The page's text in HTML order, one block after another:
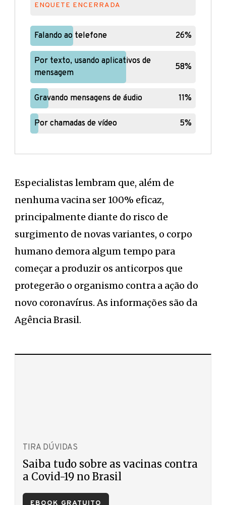
ENQUETE ENCERRADA
Falando ao telefone 26%
Falando ao telefone 26%
Por texto, usando aplicativos de
mensagem
58%
Por texto, usando aplicativos de
mensagem
58%
Gravando mensagens de áudio 11%
Gravando mensagens de áudio 11%
Por chamadas de vídeo 5%
Por chamadas de vídeo 5%
Especialistas lembram que, além de
nenhuma vacina ser 100% eficaz,
principalmente diante do risco de
surgimento de novas variantes, o corpo
humano demora algum tempo para
começar a produzir os anticorpos que
protegerão o organismo contra a ação do
novo coronavírus. As informações são da
Agência Brasil.
TIRA DÚVIDAS
Saiba tudo sobre as vacinas contra
a Covid-19 no Brasil
EBOOK GRATUITO